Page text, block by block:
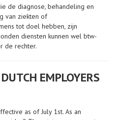
de diagnose, behandeling en
van ziekten of
tot doel hebben, zijn
diensten kunnen wel btw-
de rechter.
EMPLOYERS
as of July 1st. As an